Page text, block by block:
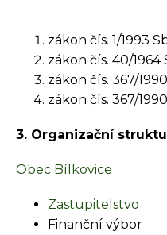
zákon čís. 1/1993
zákon čís. 40/1964
zákon čís. 367/
zákon čís. 367/
3. Organizační
Obec Bílkovice
Zastupitelstvo
Finanční výbor